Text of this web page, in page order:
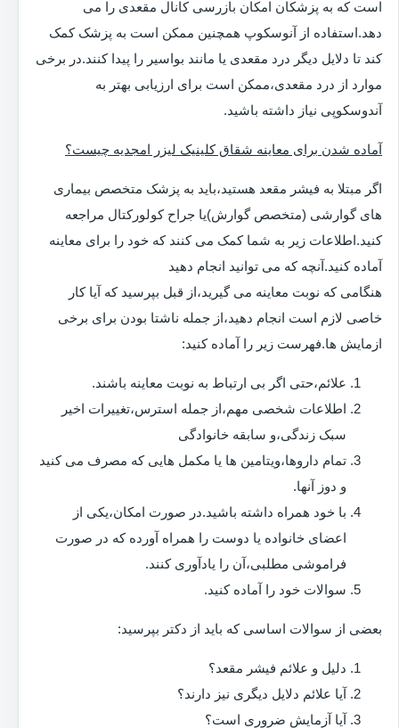
است که به پزشکان امکان بازرسی کانال مقعدی را می
دهد.استفاده از آنوسکوپ همچنین ممکن است به پزشک کمک
کند تا دلایل دیگر درد مقعدی یا مانند بواسیر را پیدا کنند.در برخی
موارد از درد مقعدی،ممکن است برای ارزیابی بهتر به
آندوسکوپی نیاز داشته باشید.
آماده شدن برای معاینه شقاق کلینیک لیزر امجدیه چیست؟
اگر مبتلا به فیشر مقعد هستید،باید به پزشک متخصص بیماری
های گوارشی (متخصص گوارش)یا جراح کولورکتال مراجعه
کنید.اطلاعات زیر به شما کمک می کنند که خود را برای معاینه
آماده کنید.آنچه که می توانید انجام دهید
هنگامی که نوبت معاینه می گیرید،از قبل بپرسید که آیا کار
خاصی لازم است انجام دهید،از جمله ناشتا بودن برای برخی
ازمایش ها.فهرست زیر را آماده کنید:
علائم،حتی اگر بی ارتباط به نوبت معاینه باشند.
اطلاعات شخصی مهم،از جمله استرس،تغییرات اخیر
سبک زندگی،و سابقه خانوادگی
تمام داروها،ویتامین ها یا مکمل هایی که مصرف می کنید
و دوز آنها.
با خود همراه داشته باشید.در صورت امکان،یکی از
اعضای خانواده یا دوست را همراه آورده که در صورت
فراموشی مطلبی،آن را یادآوری کنند.
سوالات خود را آماده کنید.
بعضی از سوالات اساسی که باید از دکتر بپرسید:
دلیل و علائم فیشر مقعد؟
آیا علائم دلایل دیگری نیز دارند؟
آیا آزمایش ضروری است؟